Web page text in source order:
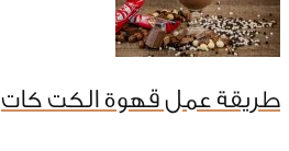
طريقة عمل قهوة الكت كات